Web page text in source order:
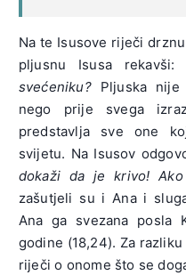
Na te Isusove riječi
pljusnu Isusa rekavši:
svećeniku?Pljuska nije
nego prije svega
predstavlja sve one
svijetu. Na Isusov
dokaži da je krivo!
zašutjeli su i Ana i
Ana ga svezana posla
godine (18,24). Za
riječi o onome što se